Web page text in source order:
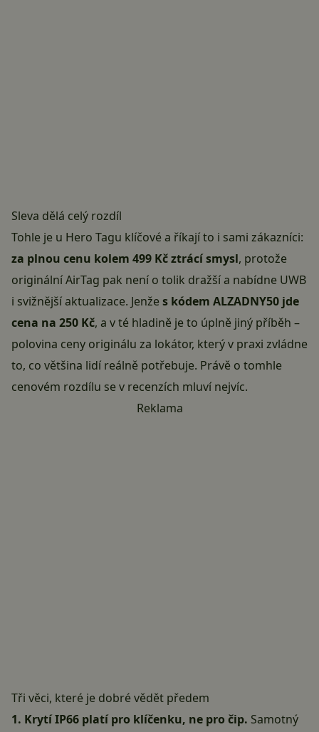
Sleva dělá celý rozdíl
Tohle je u Hero Tagu klíčové a říkají to i sami zákazníci:
za plnou cenu kolem 499 Kč ztrácí smysl, protože
originální AirTag pak není o tolik dražší a nabídne UWB
i svižnější aktualizace. Jenžes kódem ALZADNY50 jde
cena na 250 Kč, a v té hladině je to úplně jiný příběh –
polovina ceny originálu za lokátor, který v praxi zvládne
to, co většina lidí reálně potřebuje. Právě o tomhle
cenovém rozdílu se v recenzích mluví nejvíc.
Reklama
Tři věci, které je dobré vědět předem
1. Krytí IP66 platí pro klíčenku, ne pro čip. Samotný